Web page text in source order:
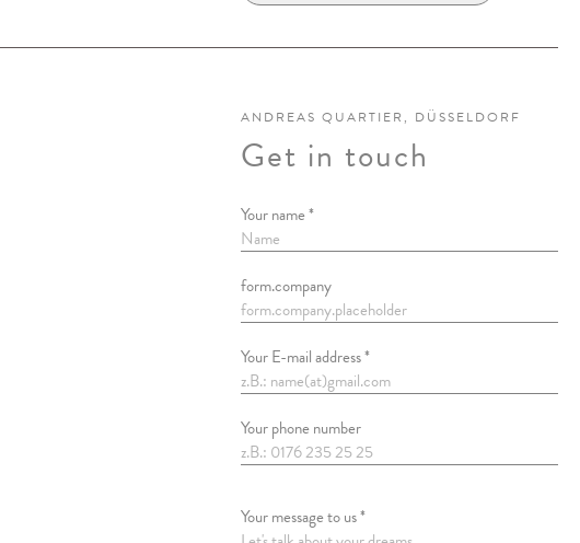
ANDREAS QUARTIER, DÜSSELDORF
Get in touch
Your name *
form.company
Your E-mail address *
Your phone number
Your message to us *